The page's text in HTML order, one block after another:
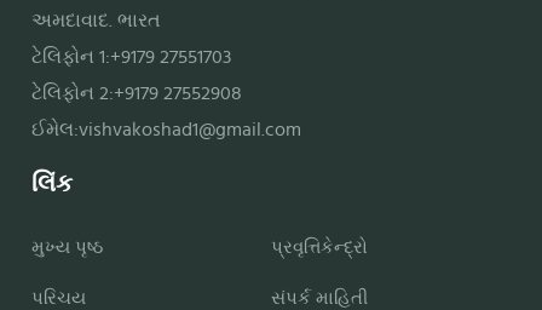
અમદાવાદ. ભારત
ટેલિફોન 1:+9179 27551703
ટેલિફોન 2:+9179 27552908
ઈમેલ:vishvakoshad1@gmail.com
લિંક
મુખ્ય પૃષ્ઠ
પરિચય
પ્રવૃત્તિકેન્દ્રો
સંપર્ક માહિતી